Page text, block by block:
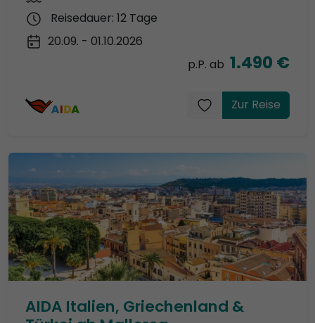
Reisedauer: 12 Tage
20.09. - 01.10.2026
p.P. ab 1.490 €
Zur Reise
AIDA Italien, Griechenland &